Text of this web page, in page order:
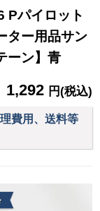
Pパイロット
ター用品サン
ーン】青
1,292 円(税込)
費用、送料等